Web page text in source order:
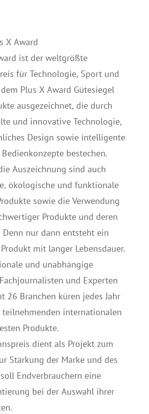
X Award
ist der weltgrößte
für Technologie, Sport und
Plus X Award Gütesiegel
ausgezeichnet, die durch
und innovative Technologie,
Design sowie intelligente
bestechen.
Auszeichnung sind auch
ökologische und funktionale
sowie die Verwendung
Produkte und deren
Denn nur dann entsteht ein
mit langer Lebensdauer.
und unabhängige
und Experten
26 Branchen küren jedes Jahr
teilnehmenden internationalen
Produkte.
dient als Projekt zum
Stärkung der Marke und des
Endverbrauchern eine
bei der Auswahl ihrer